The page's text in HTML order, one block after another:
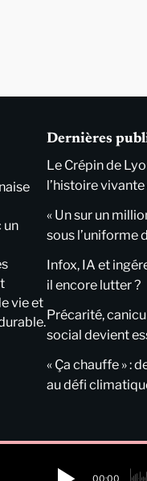
un
vie et
Dernières
Le Crépin de
l’histoire
« Un sur un
sous l’uniforme
Infox, IA et
il encore lutter ?
Précarité,
social devient
« Ça chauffe » :
au défi
00:00